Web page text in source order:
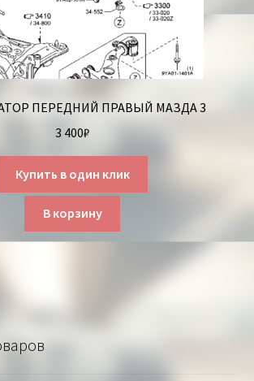
ПЕРЕДНИЙ ПРАВЫЙ МАЗДА 3
3 400₽
Купить в один клик
В корзину